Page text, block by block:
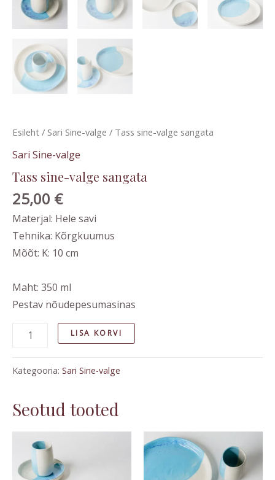
Esileht / Sari Sine-valge / Tass sine-valge sangata
Sari Sine-valge
Tass sine-valge sangata
25,00 €
Materjal: Hele savi
Tehnika: Kõrgkuumus
Mõõt: K: 10 cm
Maht: 350 ml
Pestav nõudepesumasinas
LISA KORVI
Kategooria: Sari Sine-valge
Seotud tooted